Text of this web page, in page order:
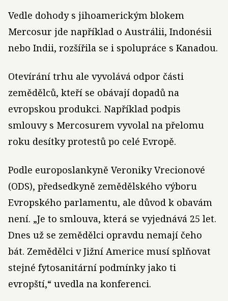
Vedle dohody s jihoamerickým blokem
Mercosur jde například o Austrálii, Indonésii
nebo Indii, rozšířila se i spolupráce s Kanadou.
Otevírání trhu ale vyvolává odpor části
zemědělců, kteří se obávají dopadů na
evropskou produkci. Například podpis
smlouvy s Mercosurem vyvolal na přelomu
roku desítky protestů po celé Evropě.
Podle europoslankyně Veroniky Vrecionové
(ODS), předsedkyně zemědělského výboru
Evropského parlamentu, ale důvod k obavám
není. „Je to smlouva, která se vyjednává 25 let.
Dnes už se zemědělci opravdu nemají čeho
bát. Zemědělci v Jižní Americe musí splňovat
stejné fytosanitární podmínky jako ti
evropští,“ uvedla na konferenci.